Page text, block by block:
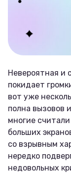
Невероятная и
покидает
вот уже
полна вызовов
многие
больших
со взрывным
нередко
недовольных